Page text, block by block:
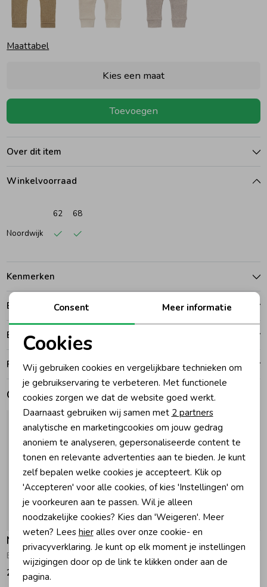
Ondergoed
Zomeraccessoires
Beenmode
Blouses
Leggings
Rompers
Ondergoed
Zomeraccessoires
Kledingaccessoires
Beenmode
Winteraccessoires
Maattabel
Kies een maat
Toevoegen
Over dit item
Winkelvoorraad
62
68
Noordwijk
Kenmerken
Betalen
Bezorgen of ophalen
Ruilen en retouren
Gerelateerde producten
Nieuw
Noppies
Broek Dusty Cedar
21,50
Noppies
Broek Rose Dust
Noodzakelijke cookies
Personalisatie cookies
Analytische cookies
Marketing cookies
Consent Meer informatie
Cookies
Wij gebruiken cookies en vergelijkbare technieken om
je gebruikservaring te verbeteren. Met functionele
cookies zorgen we dat de website goed werkt.
Daarnaast gebruiken wij samen met 2 partners
analytische en marketingcookies om jouw gedrag
anoniem te analyseren, gepersonaliseerde content te
tonen en relevante advertenties aan te bieden. Je kunt
zelf bepalen welke cookies je accepteert. Klik op
'Accepteren' voor alle cookies, of kies 'Instellingen' om
je voorkeuren aan te passen. Wil je alleen
noodzakelijke cookies? Kies dan 'Weigeren'. Meer
weten? Lees hieralles over onze cookie- en
privacyverklaring. Je kunt op elk moment je instellingen
wijzigingen door op de link te klikken onder aan de
pagina.